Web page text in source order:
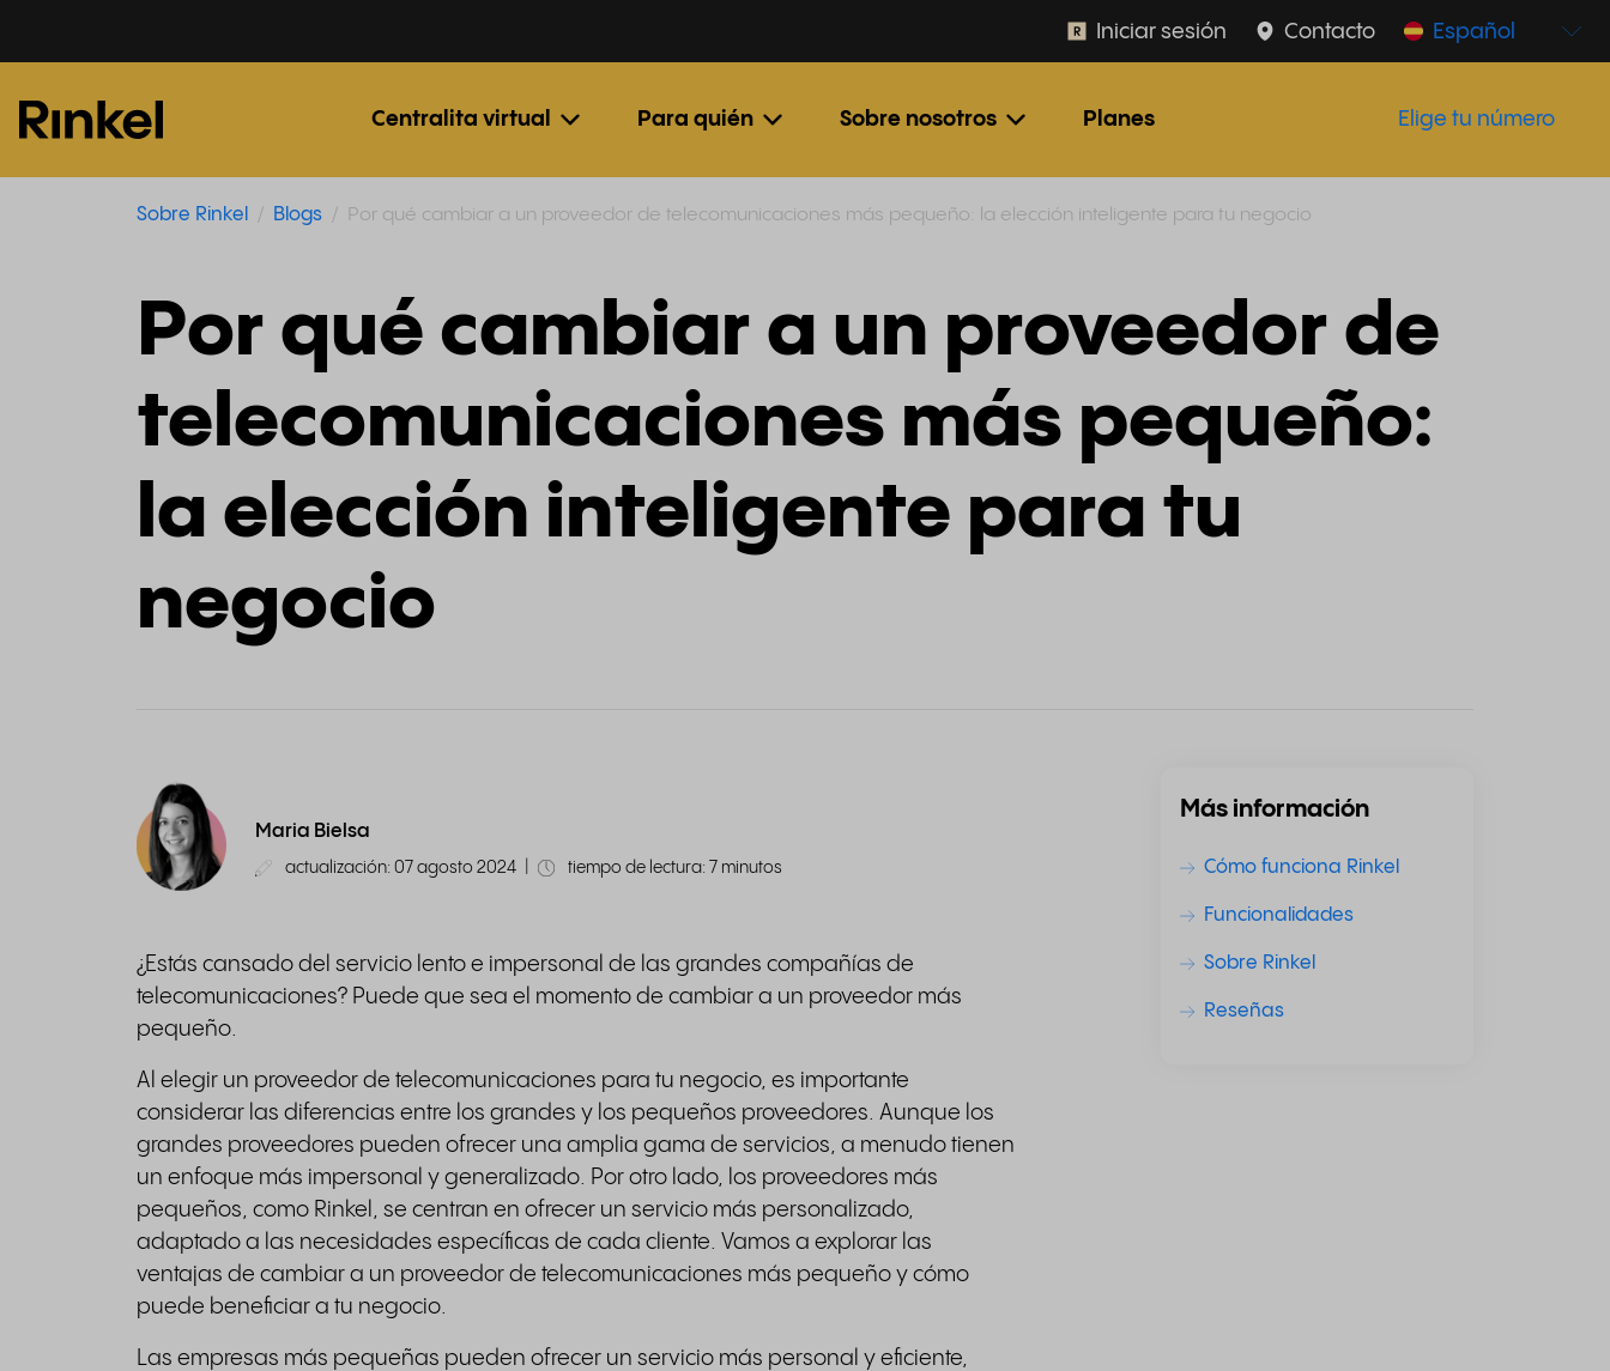
Centralita virtual Para quién Sobre nosotros Planes
Español
Contacto
Iniciar sesión
Elige tu número
Sobre Rinkel Blogs Por qué cambiar a un proveedor de telecomunicaciones más pequeño: la elección inteligente para tu negocio
Por qué cambiar a un proveedor de
telecomunicaciones más pequeño:
la elección inteligente para tu
negocio
Maria Bielsa
actualización: 07 agosto 2024 tiempo de lectura: 7 minutos
¿Estás cansado del servicio lento e impersonal de las grandes compañías de
telecomunicaciones? Puede que sea el momento de cambiar a un proveedor más
pequeño.
Al elegir un proveedor de telecomunicaciones para tu negocio, es importante
considerar las diferencias entre los grandes y los pequeños proveedores. Aunque los
grandes proveedores pueden ofrecer una amplia gama de servicios, a menudo tienen
un enfoque más impersonal y generalizado. Por otro lado, los proveedores más
pequeños, como Rinkel, se centran en ofrecer un servicio más personalizado,
adaptado a las necesidades específicas de cada cliente. Vamos a explorar las
ventajas de cambiar a un proveedor de telecomunicaciones más pequeño y cómo
puede beneficiar a tu negocio.
Las empresas más pequeñas pueden ofrecer un servicio más personal y eficiente,
Más información
Cómo funciona Rinkel
Funcionalidades
Sobre Rinkel
Reseñas